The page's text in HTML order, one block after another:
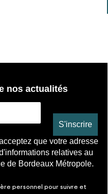
nos actualités
que votre adresse
relatives au
de Bordeaux Métropole.
personnel pour suivre et